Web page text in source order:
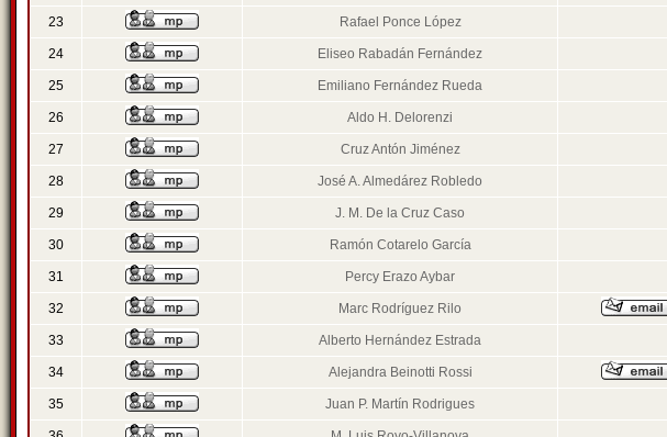
23 Rafael Ponce López
24 Eliseo Rabadán Fernández
25 Emiliano Fernández Rueda
26 Aldo H. Delorenzi
27 Cruz Antón Jiménez
28 José A. Almedárez Robledo
29 J. M. De la Cruz Caso
30 Ramón Cotarelo García
31 Percy Erazo Aybar
32 Marc Rodríguez Rilo
33 Alberto Hernández Estrada
34 Alejandra Beinotti Rossi
35 Juan P. Martín Rodrigues